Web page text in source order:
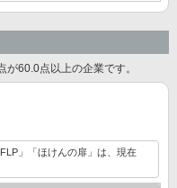
60.0点以上の企業です。
」「ほけんの扉」は、現在